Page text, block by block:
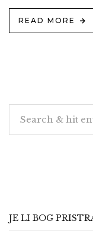
READ MORE
JE LI BOG